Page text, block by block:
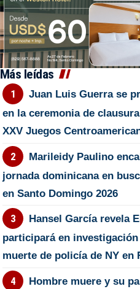
Más leídas
Juan Luis Guerra se
en la ceremonia de
XXV Juegos
Marileidy Paulino
jornada dominicana en
en Santo Domingo 2026
Hansel García revela
participará en
muerte de policía de NY en
Hombre muere y su